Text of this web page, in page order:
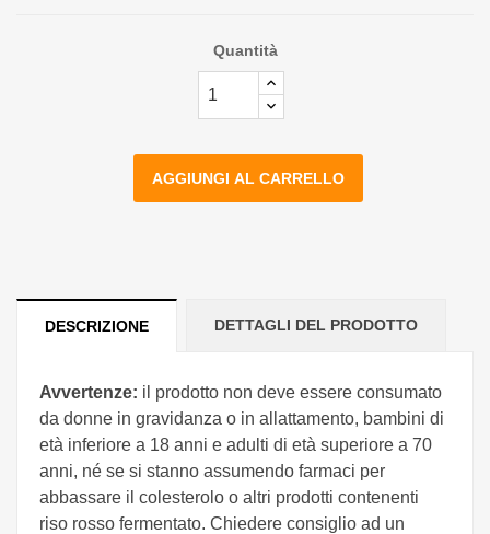
Quantità
AGGIUNGI AL CARRELLO
DESCRIZIONE DETTAGLI DEL PRODOTTO
Avvertenze: il prodotto non deve essere consumato
da donne in gravidanza o in allattamento, bambini di
età inferiore a 18 anni e adulti di età superiore a 70
anni, né se si stanno assumendo farmaci per
abbassare il colesterolo o altri prodotti contenenti
riso rosso fermentato. Chiedere consiglio ad un